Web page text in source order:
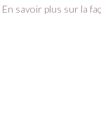
En savoir plus sur la